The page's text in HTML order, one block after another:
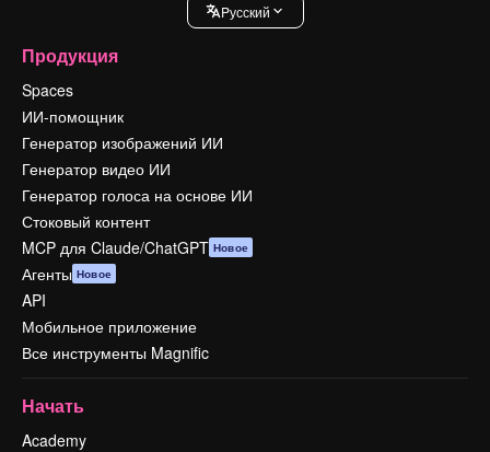
Pусский
Продукция
Spaces
ИИ-помощник
Генератор изображений ИИ
Генератор видео ИИ
Генератор голоса на основе ИИ
Стоковый контент
MCP для Claude/ChatGPT Новое
Агенты Новое
API
Мобильное приложение
Все инструменты Magnific
Начать
Academy